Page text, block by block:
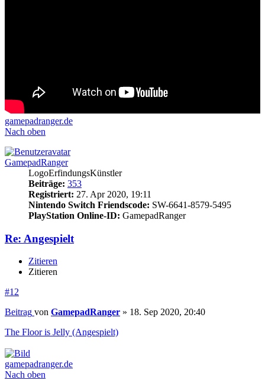
gamepadranger.de
Nach oben
GamepadRanger
LogoErfindungsKünstler
Beiträge: 353
Registriert: 27. Apr 2020, 19:11
Nintendo Switch Friendscode: SW-6641-8579-5495
PlayStation Online-ID: GamepadRanger
Re: Angespielt
Zitieren
Zitieren
#12
Beitrag von GamepadRanger » 18. Sep 2020, 20:40
The Floor is Jelly (Angespielt)
gamepadranger.de
Nach oben